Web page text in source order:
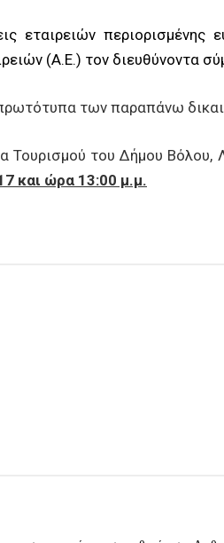
εταιρειών
(Α.Ε.) τον διευθύνοντα
των παραπάνω
του Δήμου Βόλου,
και ώρα 13:00 μ.μ.